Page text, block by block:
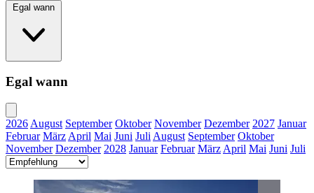
Egal wann
Egal wann
2026 August September Oktober November Dezember 2027 Januar
Februar März April Mai Juni Juli August September Oktober
November Dezember 2028 Januar Februar März April Mai Juni Juli